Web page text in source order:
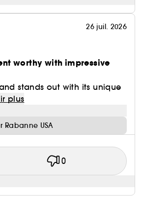
26 juil. 2026
worthy with impressive
stands out with its unique
plus
Rabanne USA
0